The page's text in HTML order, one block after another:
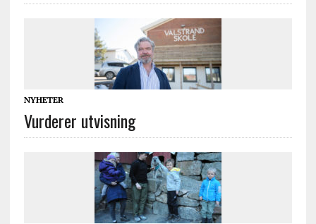
NYHETER
Vurderer utvisning